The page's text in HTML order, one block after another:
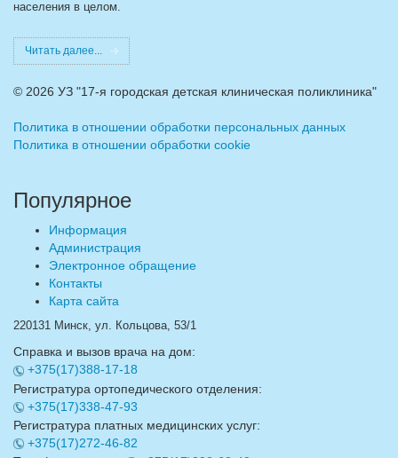
населения в целом.
Читать далее...
© 2026 УЗ "17-я городская детская клиническая поликлиника"
Политика в отношении обработки персональных данных
Политика в отношении обработки cookie
Популярное
Информация
Администрация
Электронное обращение
Контакты
Карта сайта
220131 Минск, ул. Кольцова, 53/1
Справка и вызов врача на дом:
+375(17)388-17-18
Регистратура ортопедического отделения:
+375(17)338-47-93
Регистратура платных медицинских услуг:
+375(17)272-46-82